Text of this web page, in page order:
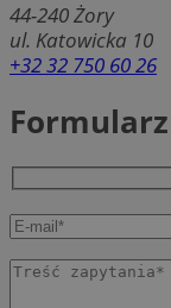
44-240Żory
ul. Katowicka 10
+32 32 750 60 26